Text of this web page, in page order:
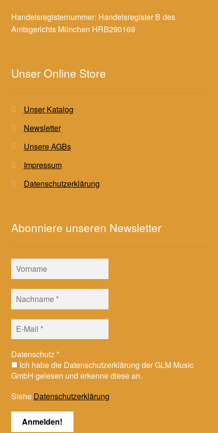
Handelsregisternummer: Handelsregister B des
Amtsgerichts München HRB290169
Unser Online Store
Unser Katalog
Newsletter
Unsere AGBs
Impressum
Datenschutzerklärung
Abonniere unseren Newsletter
Datenschutz*
Ich habe die Datenschutzerklärung der GLM Music
GmbH gelesen und erkenne diese an.
Siehe Datenschutzerklärung